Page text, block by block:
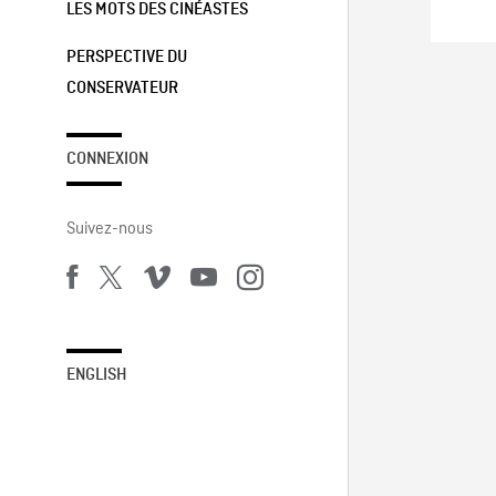
LES MOTS DES CINÉASTES
PERSPECTIVE DU
CONSERVATEUR
CONNEXION
Suivez-nous
ENGLISH